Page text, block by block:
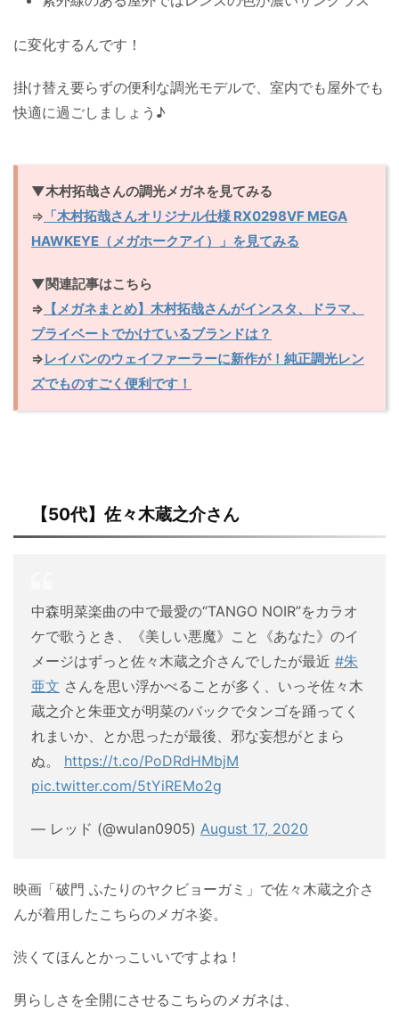
に変化するんです！
掛け替え要らずの便利な調光モデルで、室内でも屋外でも
快適に過ごしましょう♪
▼木村拓哉さんの調光メガネを見てみる
⇒ 「木村拓哉さんオリジナル仕様 RX0298VF MEGA
HAWKEYE（メガホークアイ）」を見てみる
▼関連記事はこちら
⇒ 【メガネまとめ】木村拓哉さんがインスタ、ドラマ、
プライベートでかけているブランドは？
⇒レイバンのウェイファーラーに新作が！純正調光レン
ズでものすごく便利です！
【50代】佐々木蔵之介さん
中森明菜楽曲の中で最愛の“TANGO NOIR”をカラオ
ケで歌うとき、《美しい悪魔》こと《あなた》のイ
メージはずっと佐々木蔵之介さんでしたが最近 #朱
亜文 さんを思い浮かべることが多く、いっそ佐々木
蔵之介と朱亜文が明菜のバックでタンゴを踊ってく
れまいか、とか思ったが最後、邪な妄想がとまら
ぬ。 https://t.co/PoDRdHMbjM
pic.twitter.com/5tYiREMo2g
— レッド (@wulan0905) August 17, 2020
映画「破門 ふたりのヤクビョーガミ」で佐々木蔵之介さ
んが着用したこちらのメガネ姿。
渋くてほんとかっこいいですよね！
男らしさを全開にさせるこちらのメガネは、